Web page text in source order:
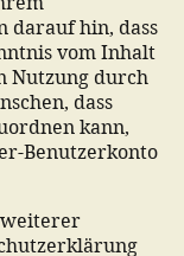
darauf hin, dass
vom Inhalt
Nutzung durch
dass
kann,
Benutzerkonto